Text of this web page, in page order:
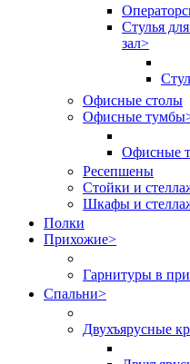
Стулья
зал>
Офисные столы
Офисные тумбы
Офисные
Ресепшены
Стойки и
Шкафы и
Полки
Прихожие>
Гарнитуры в
Спальни>
Двухъярусные